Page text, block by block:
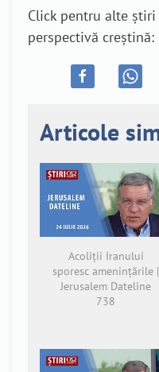
Click pentru alte
perspectivă creștină:
Articole
Acoliții Iranului
sporesc amenințările |
Jerusalem Dateline
738